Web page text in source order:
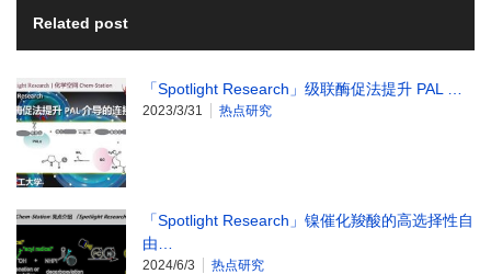
Related post
「Spotlight Research」级联酶促法提升 PAL …
2023/3/31 热点研究
「Spotlight Research」镍催化羧酸的高选择性自
由…
2024/6/3 热点研究